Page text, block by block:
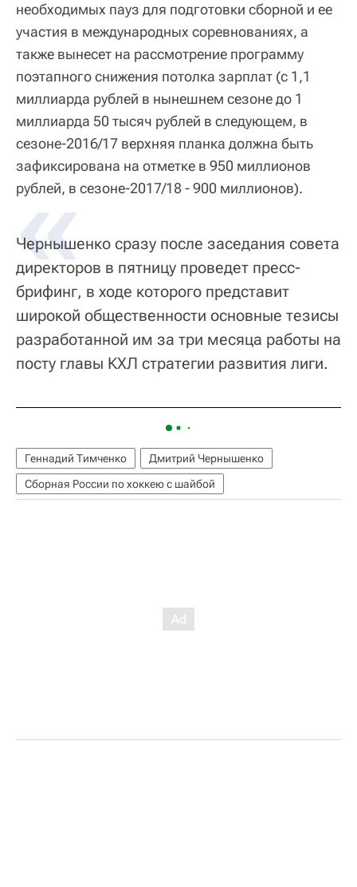
необходимых пауз для подготовки сборной и ее
участия в международных соревнованиях, а
также вынесет на рассмотрение программу
поэтапного снижения потолка зарплат (с 1,1
миллиарда рублей в нынешнем сезоне до 1
миллиарда 50 тысяч рублей в следующем, в
сезоне-2016/17 верхняя планка должна быть
зафиксирована на отметке в 950 миллионов
рублей, в сезоне-2017/18 - 900 миллионов).
Чернышенко сразу после заседания совета
директоров в пятницу проведет пресс-
брифинг, в ходе которого представит
широкой общественности основные тезисы
разработанной им за три месяца работы на
посту главы КХЛ стратегии развития лиги.
Геннадий Тимченко
Дмитрий Чернышенко
Сборная России по хоккею с шайбой